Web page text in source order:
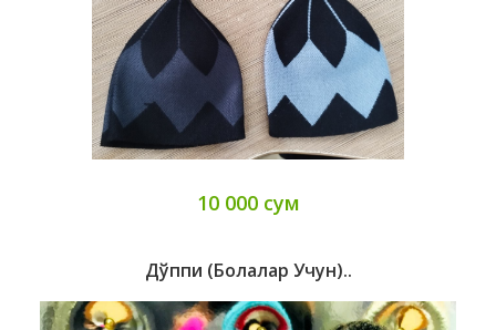
10 000 сум
Дўппи (болалар Учун)..